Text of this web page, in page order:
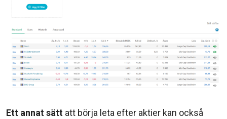
Ett annat sätt att börja leta efter aktier kan också